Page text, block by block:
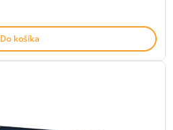
Do košíka